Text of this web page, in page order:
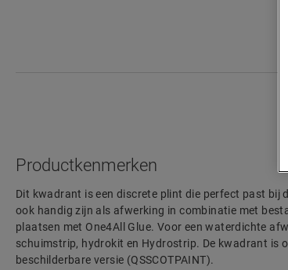
Productkenmerken
Dit kwadrant is een discrete plint die perfect past bij
ook handig zijn als afwerking in combinatie met
plaatsen met One4All Glue. Voor een waterdichte
schuimstrip, hydrokit en Hydrostrip. De kwadrant is
beschilderbare versie (QSSCOTPAINT).